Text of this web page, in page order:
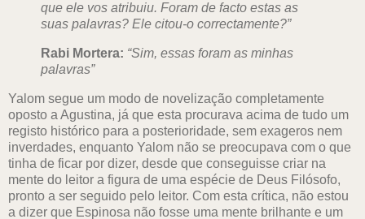
que ele vos atribuiu. Foram de facto estas as
suas palavras? Ele citou-o correctamente?”
Rabi Mortera: “Sim, essas foram as minhas
palavras”
Yalom segue um modo de novelização completamente
oposto a Agustina, já que esta procurava acima de tudo um
registo histórico para a posterioridade, sem exageros nem
inverdades, enquanto Yalom não se preocupava com o que
tinha de ficar por dizer, desde que conseguisse criar na
mente do leitor a figura de uma espécie de Deus Filósofo,
pronto a ser seguido pelo leitor. Com esta crítica, não estou
a dizer que Espinosa não fosse uma mente brilhante e um